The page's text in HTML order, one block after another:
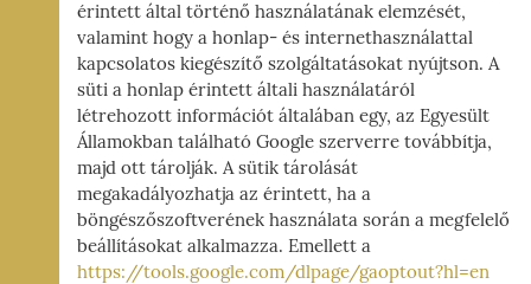
érintett által történő használatának elemzését,
valamint hogy a honlap- és internethasználattal
kapcsolatos kiegészítő szolgáltatásokat nyújtson. A
süti a honlap érintett általi használatáról
létrehozott információt általában egy, az Egyesült
Államokban található Google szerverre továbbítja,
majd ott tárolják. A sütik tárolását
megakadályozhatja az érintett, ha a
böngészőszoftverének használata során a megfelelő
beállításokat alkalmazza. Emellett a
https://tools.google.com/dlpage/gaoptout?hl=en